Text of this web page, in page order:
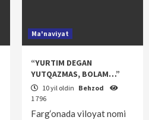
Ma'naviyat
“YURTIM DEGAN
YUTQAZMAS, BOLAM…”
10 yil oldin Behzod
1 796
Farg‘onada viloyat nomi